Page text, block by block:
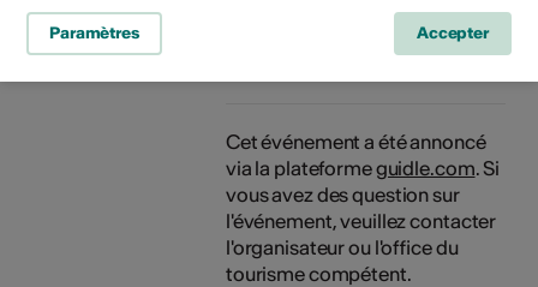
Cet événement a été annoncé
via la plateformeguidle.com. Si
vous avez des question sur
l'événement, veuillez contacter
l'organisateur ou l'office du
tourisme compétent.
Paramètres Accepter